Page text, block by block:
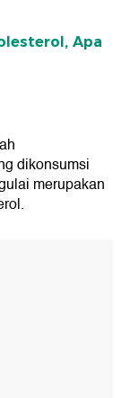
Apa
dikonsumsi
merupakan